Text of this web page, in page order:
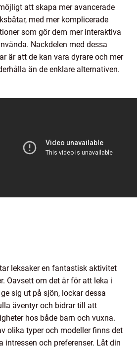
att skapa mer avancerade
med mer komplicerade
som gör dem mer interaktiva
Nackdelen med dessa
är att de kan vara dyrare och mer
än de enklare alternativen.
leksaker en fantastisk aktivitet
Oavsett om det är för att leka i
sig ut på sjön, lockar dessa
äventyr och bidrar till att
hos både barn och vuxna.
olika typer och modeller finns det
intressen och preferenser. Låt din